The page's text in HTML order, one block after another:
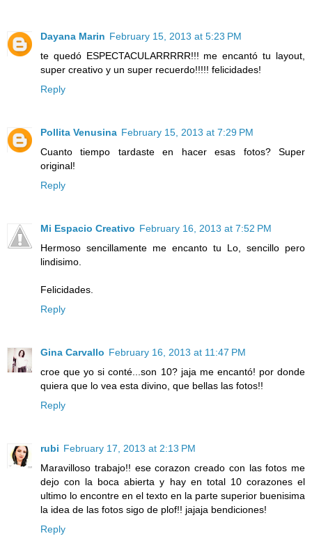
Dayana Marin February 15, 2013 at 5:23 PM
te quedó ESPECTACULARRRRR!!! me encantó tu layout,
super creativo y un super recuerdo!!!!! felicidades!
Reply
Pollita Venusina February 15, 2013 at 7:29 PM
Cuanto tiempo tardaste en hacer esas fotos? Super
original!
Reply
Mi Espacio Creativo February 16, 2013 at 7:52 PM
Hermoso sencillamente me encanto tu Lo, sencillo pero
lindisimo.
Felicidades.
Reply
Gina Carvallo February 16, 2013 at 11:47 PM
croe que yo si conté...son 10? jaja me encantó! por donde
quiera que lo vea esta divino, que bellas las fotos!!
Reply
rubi February 17, 2013 at 2:13 PM
Maravilloso trabajo!! ese corazon creado con las fotos me
dejo con la boca abierta y hay en total 10 corazones el
ultimo lo encontre en el texto en la parte superior buenisima
la idea de las fotos sigo de plof!! jajaja bendiciones!
Reply